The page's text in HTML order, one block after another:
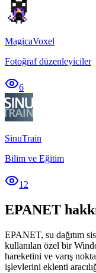
MagicaVoxel
Fotoğraf düzenleyiciler
6
SinuTrain
Bilim ve Eğitim
12
EPANET
EPANET, su dağıtım
kullanılan özel bir
hareketini ve varış
işlevlerini eklenti